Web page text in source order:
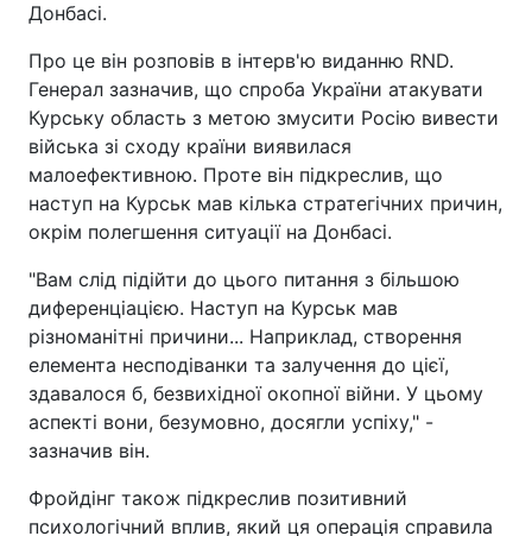
Донбасі.
Про це він розповів в інтерв'ю виданню RND.
Генерал зазначив, що спроба України атакувати
Курську область з метою змусити Росію вивести
війська зі сходу країни виявилася
малоефективною. Проте він підкреслив, що
наступ на Курськ мав кілька стратегічних причин,
окрім полегшення ситуації на Донбасі.
"Вам слід підійти до цього питання з більшою
диференціацією. Наступ на Курськ мав
різноманітні причини... Наприклад, створення
елемента несподіванки та залучення до цієї,
здавалося б, безвихідної окопної війни. У цьому
аспекті вони, безумовно, досягли успіху," -
зазначив він.
Фройдінг також підкреслив позитивний
психологічний вплив, який ця операція справила